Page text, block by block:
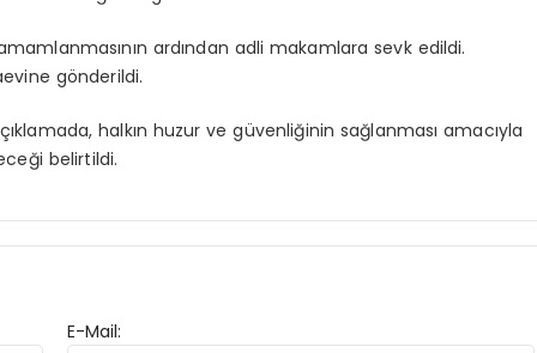
ardından adli makamlara sevk edildi.
gönderildi.
halkın huzur ve güvenliğinin sağlanması amacıyla
belirtildi.
E-Mail: